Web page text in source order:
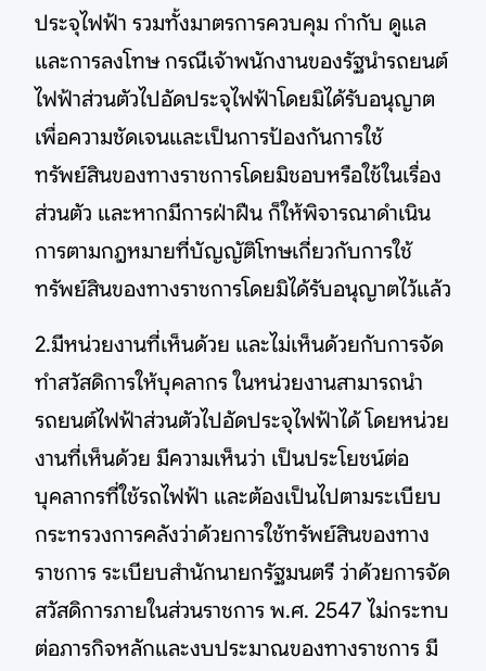
ประจุไฟฟ้า รวมทั้งมาตรการควบคุม กํากับ ดูแล
และการลงโทษ กรณีเจ้าพนักงานของรัฐนํารถยนต์
ไฟฟ้าส่วนตัวไปอัดประจุไฟฟ้าโดยมิได้รับอนุญาต
เพื่อความชัดเจนและเป็นการป้องกันการใช้
ทรัพย์สินของทางราชการโดยมิชอบหรือใช้ในเรื่อง
ส่วนตัว และหากมีการฝ่าฝืน ก็ให้พิจารณาดําเนิน
การตามกฎหมายที่บัญญัติโทษเกี่ยวกับการใช้
ทรัพย์สินของทางราชการโดยมิได้รับอนุญาตไว้แล้ว
2.มีหน่วยงานที่เห็นด้วย และไม่เห็นด้วยกับการจัด
ทําสวัสดิการให้บุคลากร ในหน่วยงานสามารถนํา
รถยนต์ไฟฟ้าส่วนตัวไปอัดประจุไฟฟ้าได้ โดยหน่วย
งานที่เห็นด้วย มีความเห็นว่า เป็นประโยชน์ต่อ
บุคลากรที่ใช้รถไฟฟ้า และต้องเป็นไปตามระเบียบ
กระทรวงการคลังว่าด้วยการใช้ทรัพย์สินของทาง
ราชการ ระเบียบสํานักนายกรัฐมนตรี ว่าด้วยการจัด
สวัสดิการภายในส่วนราชการ พ.ศ. 2547 ไม่กระทบ
ต่อภารกิจหลักและงบประมาณของทางราชการ มี